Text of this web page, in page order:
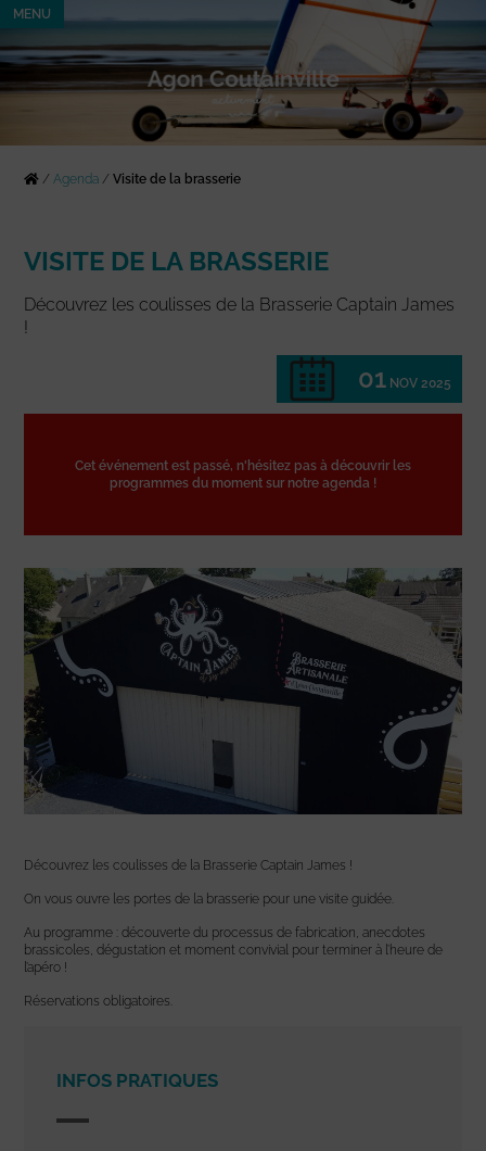
MENU
/Agenda /Visite de la brasserie
VISITE DE LA BRASSERIE
Découvrez les coulisses de la Brasserie Captain James
!
01 NOV 2025
Cet événement est passé, n'hésitez pas à découvrir les
programmes du moment sur notre agenda !
Découvrez les coulisses de la Brasserie Captain James !
On vous ouvre les portes de la brasserie pour une visite guidée.
Au programme : découverte du processus de fabrication, anecdotes
brassicoles, dégustation et moment convivial pour terminer à l’heure de
l’apéro !
Réservations obligatoires.
INFOS PRATIQUES